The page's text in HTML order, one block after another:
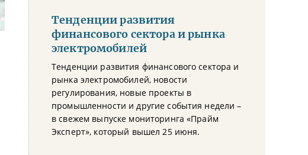
Тенденции развития
финансового сектора и рынка
электромобилей
Тенденции развития финансового сектора и
рынка электромобилей, новости
регулирования, новые проекты в
промышленности и другие события недели –
в свежем выпуске мониторинга «Прайм
Эксперт», который вышел 25 июня.